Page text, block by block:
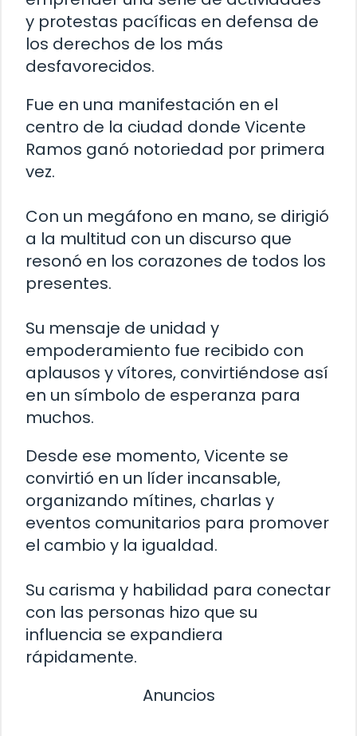
y protestas pacíficas en defensa de
los derechos de los más
desfavorecidos.
Fue en una manifestación en el
centro de la ciudad donde Vicente
Ramos ganó notoriedad por primera
vez.
Con un megáfono en mano, se dirigió
a la multitud con un discurso que
resonó en los corazones de todos los
presentes.
Su mensaje de unidad y
empoderamiento fue recibido con
aplausos y vítores, convirtiéndose así
en un símbolo de esperanza para
muchos.
Desde ese momento, Vicente se
convirtió en un líder incansable,
organizando mítines, charlas y
eventos comunitarios para promover
el cambio y la igualdad.
Su carisma y habilidad para conectar
con las personas hizo que su
influencia se expandiera
rápidamente.
Anuncios